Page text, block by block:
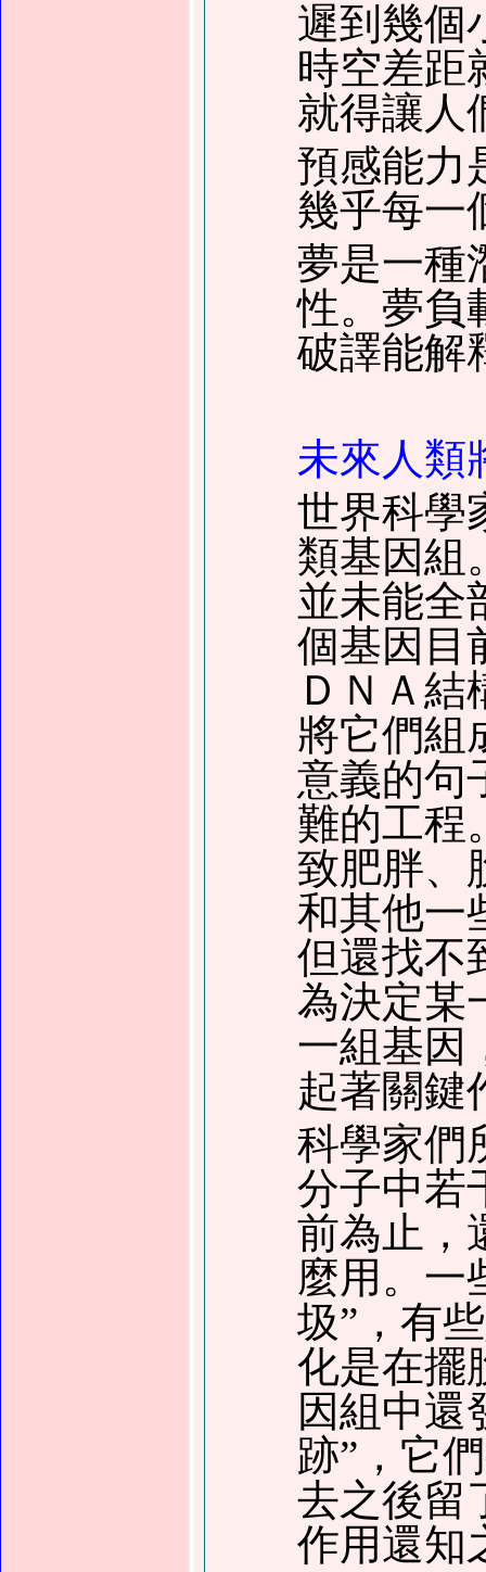
遲到幾個
時空差距
就得讓人
預感能力
幾乎每一
夢是一種
性。夢負
破譯能解
未來人類
世界科學
類基因組
並未能全
個基因目
ＤＮＡ
將它們組
意義的句
難的工程
致肥胖、
和其他一
但還找不
為決定某
一組基因
起著關鍵
科學家們
分子中若
前為止，
麼用。一
圾”，有
化是在擺
因組中還
跡”，它
去之後留
作用還知